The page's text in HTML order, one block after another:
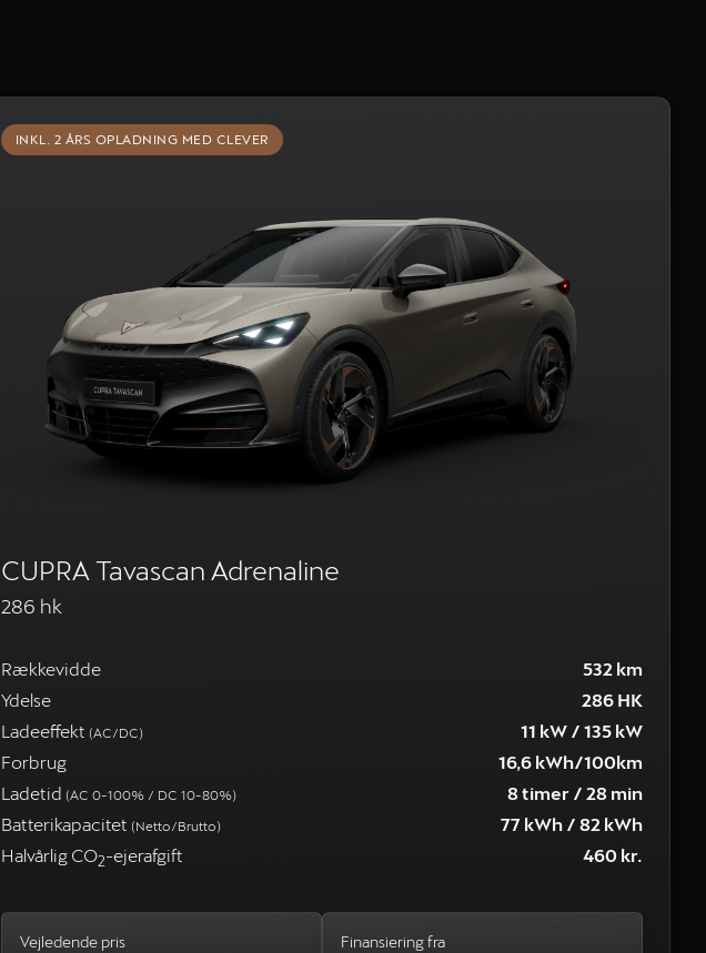
INKL. 2 ÅRS OPLADNING MED CLEVER
CUPRA Tavascan Adrenaline
286 hk
532 km
Rækkevidde
286 HK
Ydelse
11 kW / 135 kW
Ladeeffekt (AC/DC)
16,6 kWh/100km
Forbrug
8 timer / 28 min
Ladetid (AC 0-100% / DC 10-80%)
77 kWh / 82 kWh
Batterikapacitet (Netto/Brutto)
460 kr.
Halvårlig CO2-ejerafgift
Vejledende pris Finansiering fra